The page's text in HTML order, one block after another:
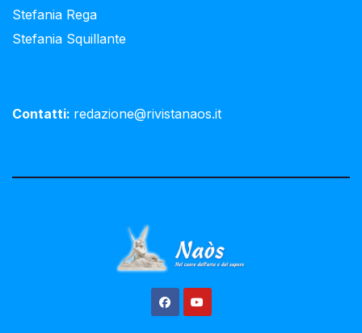
Stefania Rega
Stefania Squillante
Contatti: redazione@rivistanaos.it